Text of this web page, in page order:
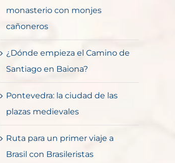
monasterio con monjes
cañoneros
¿Dónde empieza el Camino de
Santiago en Baiona?
Pontevedra: la ciudad de las
plazas medievales
Ruta para un primer viaje a
Brasil con Brasileristas